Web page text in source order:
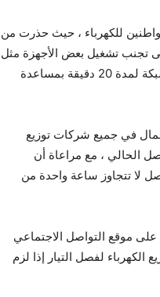
للكهرباء ، حيث حذرت من
كل ساعة ، بالإضافة إلى تجنب تشغيل بعض الأجهزة مثل
الغسالات والتكييف خلال هذه الفترة المحددة ، مما يضمن تقليل الأحمال على الشبكة لمدة 20 دقيقة بمساعدة
في جميع شركات توزيع
الحالي ، مع مراعاة أن
دقائق بعدها ، وأن مدة الفصل لا تتجاوز ساعة واحدة من
موقع التواصل الاجتماعي
لفصل التيار إذا لزم